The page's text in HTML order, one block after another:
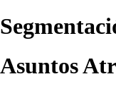
Asuntos